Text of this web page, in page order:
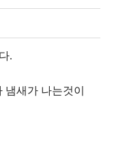
.
새가 나는것이